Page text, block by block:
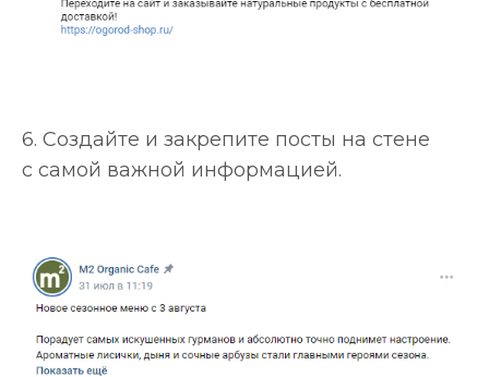
6. Создайте и закрепите посты на стене
с самой важной информацией.